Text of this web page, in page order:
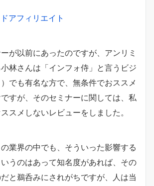
アフィリエイト
が以前にあったのですが、アンリミ
林さんは「インフォ侍」と言うビジ
でも有名な方で、無条件でおススメ
すが、そのセミナーに関しては、私
スメしないレビューをしました。
業界の中でも、そういった影響する
うのはあって知名度があれば、その
と鵜呑みにされがちですが、人は当